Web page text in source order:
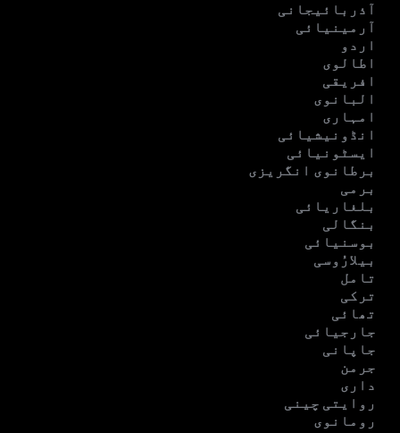
آذربائیجانی
آرمینیائی
اردو
اطالوی
افریقی
البانوی
امہاری
انڈونیشیائی
ایسٹونیائی
برطانوی انگریزی
برمی
بلغاریائی
بنگالی
بوسنیائی
بیلارُوسی
تامل
ترکی
تھائی
جارجیائی
جاپانی
جرمن
داری
روایتی چینی
رومانوی